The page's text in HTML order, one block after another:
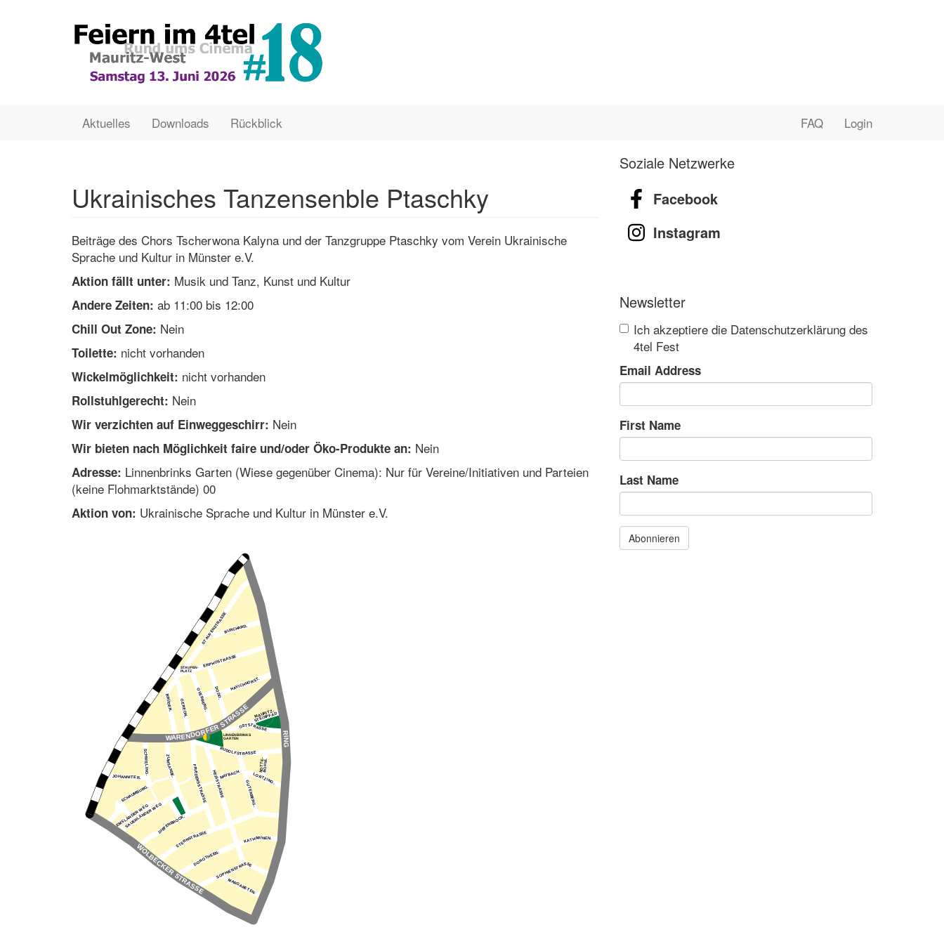
Main
Aktuelles Downloads Rückblick
User FAQ Login
Ukrainisches Tanzensenble Ptaschky
Beiträge des Chors Tscherwona Kalyna und der Tanzgruppe Ptaschky vom Verein Ukrainische
Sprache und Kultur in Münster e.V.
Aktion fällt unter: Musik und Tanz, Kunst und Kultur
Andere Zeiten: ab 11:00 bis 12:00
Chill Out Zone: Nein
Toilette: nicht vorhanden
Wickelmöglichkeit: nicht vorhanden
Rollstuhlgerecht: Nein
Wir verzichten auf Einweggeschirr: Nein
Wir bieten nach Möglichkeit faire und/oder Öko-Produkte an: Nein
Adresse: Linnenbrinks Garten (Wiese gegenüber Cinema): Nur für Vereine/Initiativen und Parteien
(keine Flohmarktstände) 00
Aktion von: Ukrainische Sprache und Kultur in Münster e.V.
Soziale Netzwerke
Facebook
Instagram
Newsletter
Ich akzeptiere die Datenschutzerklärung des
4tel Fest
Email Address
First Name
Last Name
Abonnieren